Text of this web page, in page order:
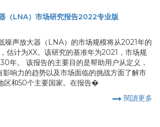
（LNA）市场研究报告2022专业版
噪声放大器（LNA）的市场规模将从2021年的
估计为XX。该研究的基准年为2021，市场规
年。 该报告的主要目的是帮助用户从定义，
影响力的趋势以及市场面临的挑战方面了解市
区和50个主要国家。在报告�
閱讀更多